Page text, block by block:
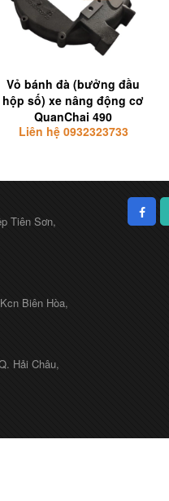
Vỏ bánh đà (bưởng đầu
hộp số) xe nâng động cơ
QuanChai 490
Liên hệ 0932323733
Tiên Sơn,
Biên Hòa,
Hải Châu,